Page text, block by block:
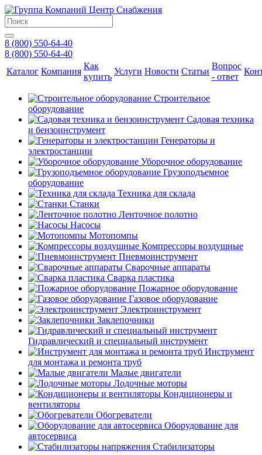
8 (800) 550-64-40
8 (800) 550-64-40
Каталог Компания
Как
купить
Услуги Новости Статьи
Вопрос
- ответ
Строительное
оборудование
Садовая техника
и бензоинструмент
Генераторы и
электростанции
Уборочное оборудование
Грузоподъемное
оборудование
Техника для склада
Станки
Ленточное полотно
Насосы
Мотопомпы
Компрессоры воздушные
Пневмоинструмент
Сварочные аппараты
Сварка пластика
Пожарное оборудование
Газовое оборудование
Электроинструмент
Заклепочники
Гидравлический и специальный инструмент
Инструмент
для монтажа и ремонта труб
Малые двигатели
Лодочные моторы
Кондиционеры и
вентиляторы
Обогреватели
Оборудование для
автосервиса
Стабилизаторы